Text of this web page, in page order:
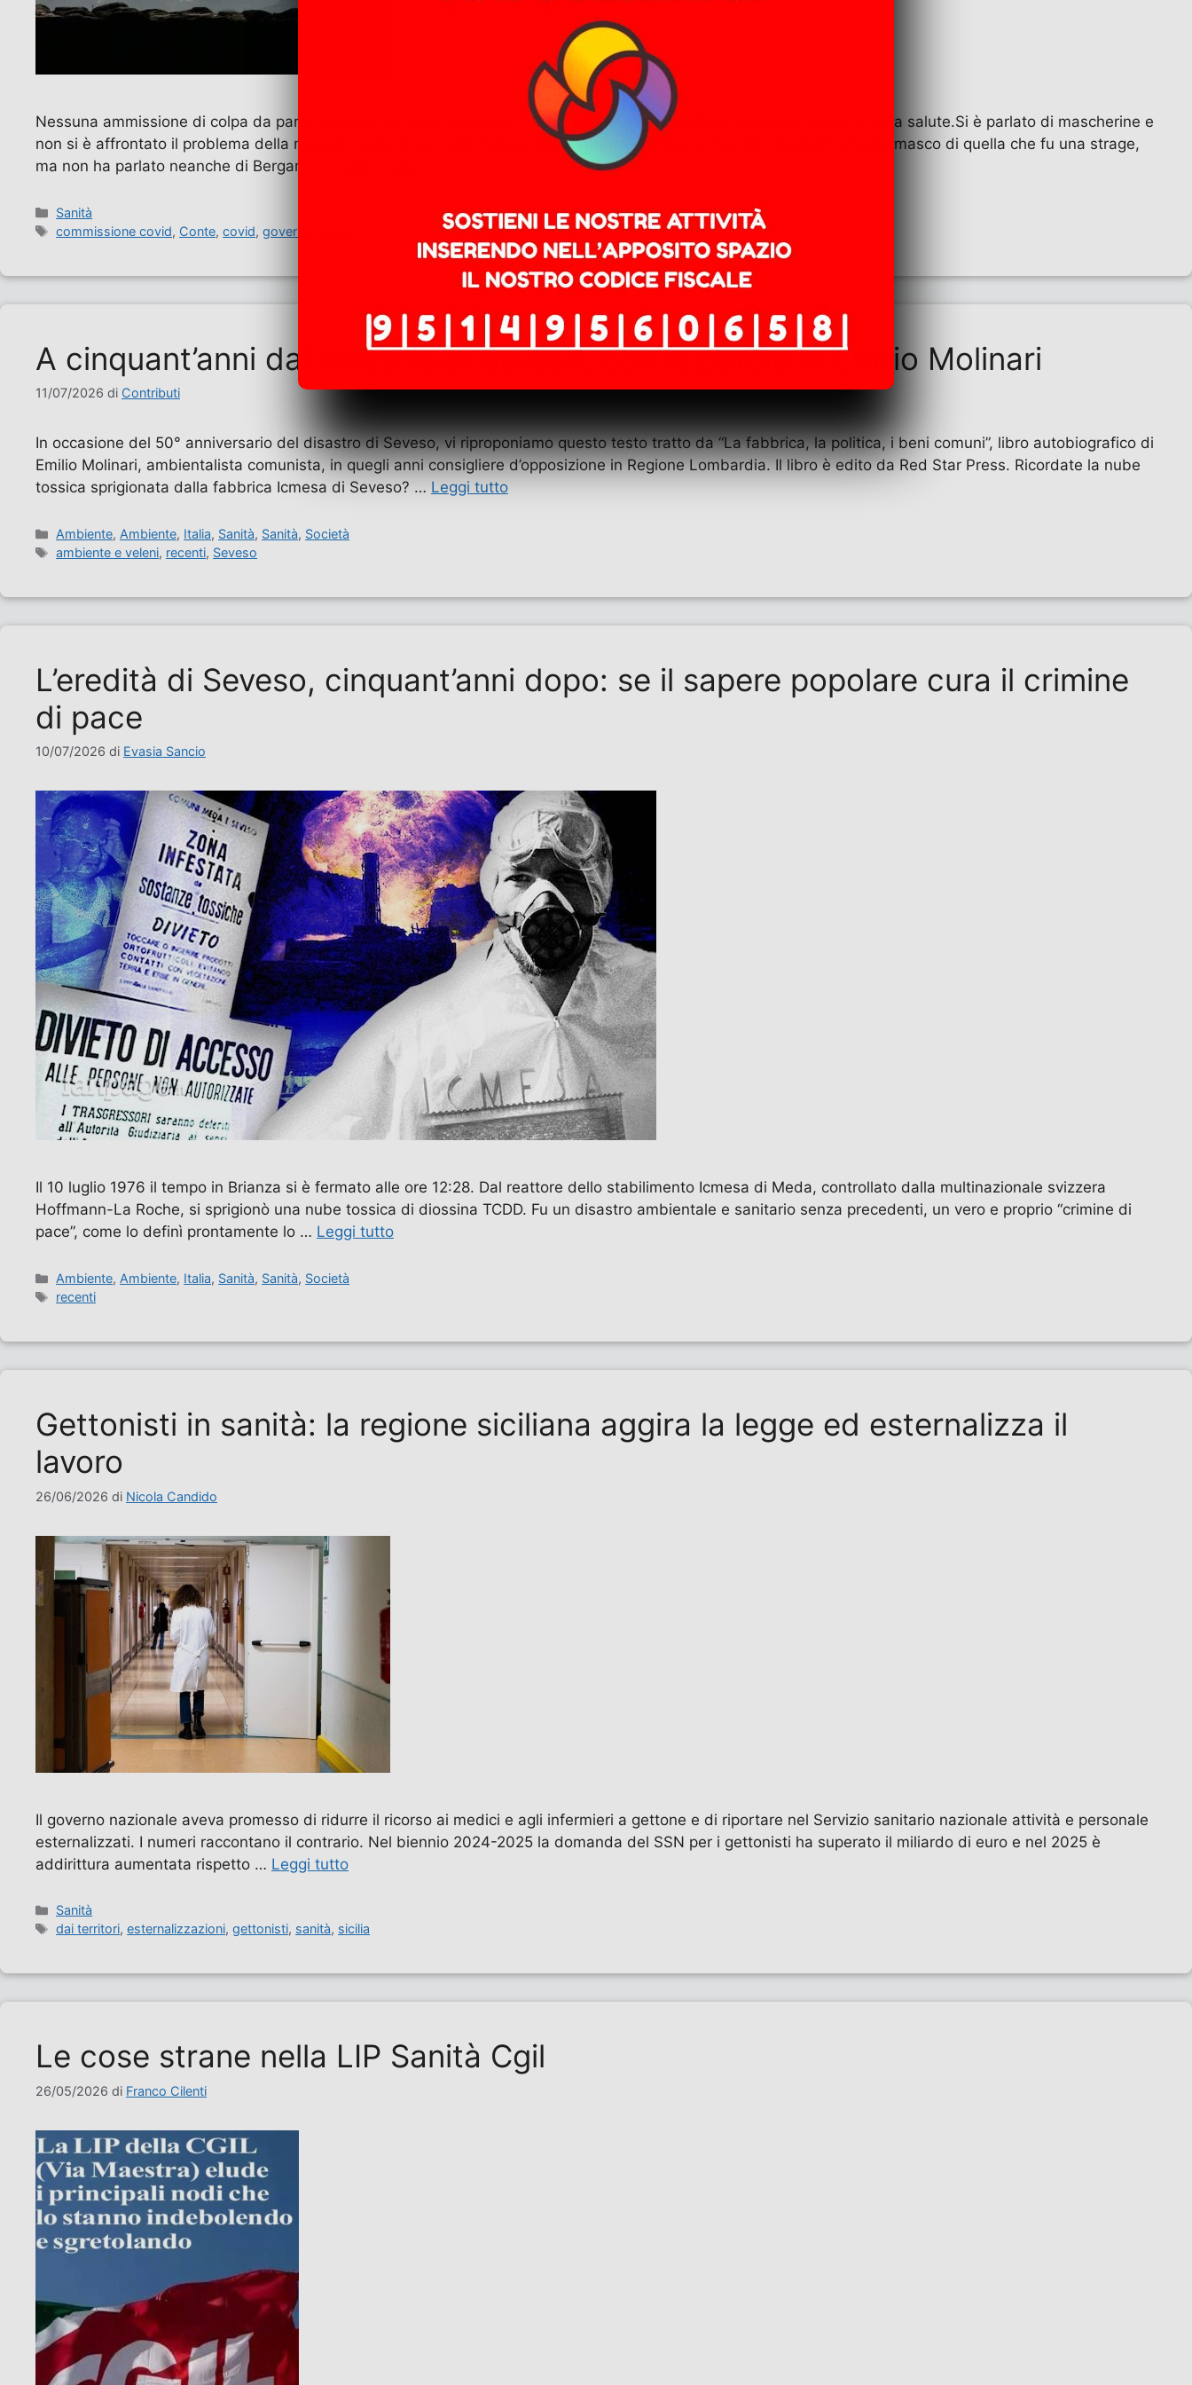
Nessuna ammissione di colpa da parte di Conte, ai tempi del Covid-19 Presidente del Consiglio e Speranza ministro della salute.Si è parlato di mascherine e
non si è affrontato il problema della mancata zona rossa nella bergamasca, Alzano Lombardo, Nembro l’epicentro bergamasco di quella che fu una strage,
ma non ha parlato neanche di Bergamo, …
Categorie
Sanità
Tag
commissione covid, Conte,covid,governo Meloni
A cinquant’anni dal disastro di Seveso, con le parole di Emilio Molinari
11/07/2026 di Contributi
In occasione del 50° anniversario del disastro di Seveso, vi riproponiamo questo testo tratto da “La fabbrica, la politica, i beni comuni”, libro autobiografico di
Emilio Molinari, ambientalista comunista, in quegli anni consigliere d’opposizione in Regione Lombardia. Il libro è edito da Red Star Press. Ricordate la nube
tossica sprigionata dalla fabbrica Icmesa di Seveso? … Leggi tutto
Categorie
Ambiente, Ambiente, Italia, Sanità, Sanità, Società
Tag
ambiente e veleni, recenti, Seveso
L’eredità di Seveso, cinquant’anni dopo: se il sapere popolare cura il crimine
di pace
10/07/2026 di Evasia Sancio
Il 10 luglio 1976 il tempo in Brianza si è fermato alle ore 12:28. Dal reattore dello stabilimento Icmesa di Meda, controllato dalla multinazionale svizzera
Hoffmann-La Roche, si sprigionò una nube tossica di diossina TCDD. Fu un disastro ambientale e sanitario senza precedenti, un vero e proprio “crimine di
pace”, come lo definì prontamente lo … Leggi tutto
Categorie
Ambiente, Ambiente, Italia, Sanità, Sanità, Società
Tag
recenti
Gettonisti in sanità: la regione siciliana aggira la legge ed esternalizza il
lavoro
26/06/2026 di Nicola Candido
Il governo nazionale aveva promesso di ridurre il ricorso ai medici e agli infermieri a gettone e di riportare nel Servizio sanitario nazionale attività e personale
esternalizzati. I numeri raccontano il contrario. Nel biennio 2024-2025 la domanda del SSN per i gettonisti ha superato il miliardo di euro e nel 2025 è
addirittura aumentata rispetto … Leggi tutto
Categorie
Sanità
Tag
dai territori,esternalizzazioni,gettonisti, sanità, sicilia
Le cose strane nella LIP Sanità Cgil
26/05/2026 di Franco Cilenti